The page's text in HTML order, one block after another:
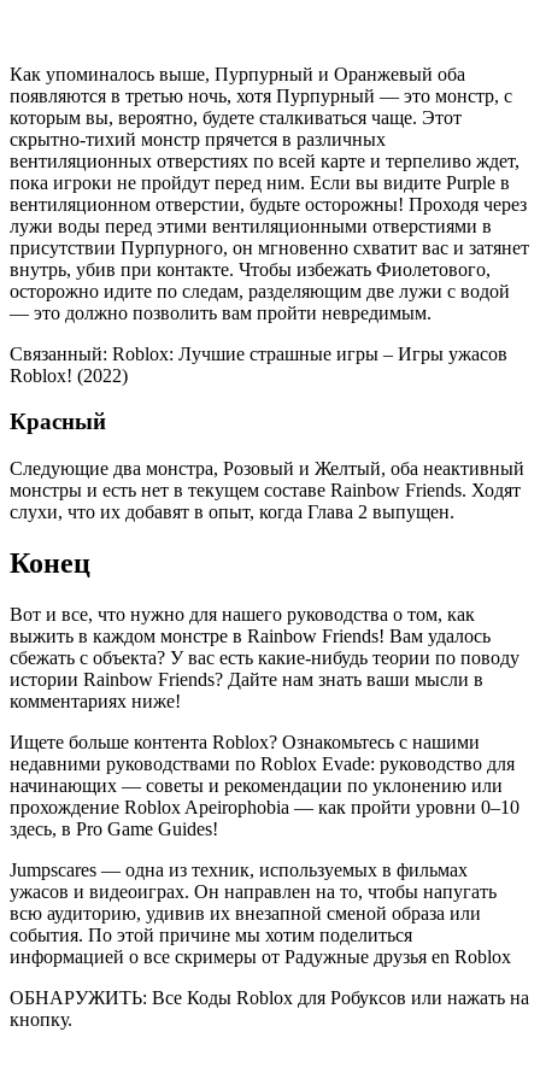
Как упоминалось выше, Пурпурный и Оранжевый оба
появляются в третью ночь, хотя Пурпурный — это монстр, с
которым вы, вероятно, будете сталкиваться чаще. Этот
скрытно-тихий монстр прячется в различных
вентиляционных отверстиях по всей карте и терпеливо ждет,
пока игроки не пройдут перед ним. Если вы видите Purple в
вентиляционном отверстии, будьте осторожны! Проходя через
лужи воды перед этими вентиляционными отверстиями в
присутствии Пурпурного, он мгновенно схватит вас и затянет
внутрь, убив при контакте. Чтобы избежать Фиолетового,
осторожно идите по следам, разделяющим две лужи с водой
— это должно позволить вам пройти невредимым.
Связанный: Roblox: Лучшие страшные игры – Игры ужасов
Roblox! (2022)
Красный
Следующие два монстра, Розовый и Желтый, оба неактивный
монстры и есть нет в текущем составе Rainbow Friends. Ходят
слухи, что их добавят в опыт, когда Глава 2 выпущен.
Конец
Вот и все, что нужно для нашего руководства о том, как
выжить в каждом монстре в Rainbow Friends! Вам удалось
сбежать с объекта? У вас есть какие-нибудь теории по поводу
истории Rainbow Friends? Дайте нам знать ваши мысли в
комментариях ниже!
Ищете больше контента Roblox? Ознакомьтесь с нашими
недавними руководствами по Roblox Evade: руководство для
начинающих — советы и рекомендации по уклонению или
прохождение Roblox Apeirophobia — как пройти уровни 0–10
здесь, в Pro Game Guides!
Jumpscares — одна из техник, используемых в фильмах
ужасов и видеоиграх. Он направлен на то, чтобы напугать
всю аудиторию, удивив их внезапной сменой образа или
события. По этой причине мы хотим поделиться
информацией о все скримеры от Радужные друзья en Roblox
ОБНАРУЖИТЬ: Все Коды Roblox для Робуксов или нажать на
кнопку.